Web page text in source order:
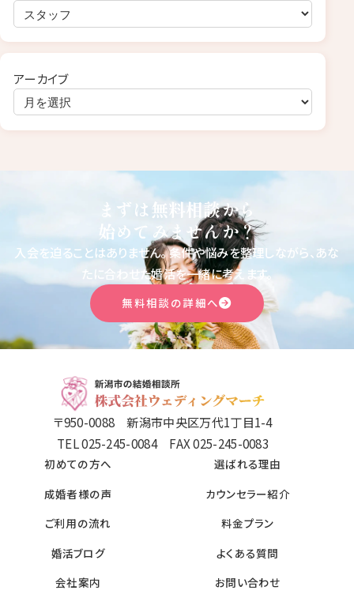
アーカイブ
まずは無料相談から
始めてみませんか？
入会を迫ることはありません。条件や悩みを整理しながら、あな
たに合わせた婚活を一緒に考えます。
無料相談の詳細へ
〒950-0088 新潟市中央区万代1丁目1-4
TEL 025-245-0084 FAX 025-245-0083
初めての方へ
選ばれる理由
成婚者様の声
カウンセラー紹介
ご利用の流れ
料金プラン
婚活ブログ
よくある質問
会社案内
お問い合わせ